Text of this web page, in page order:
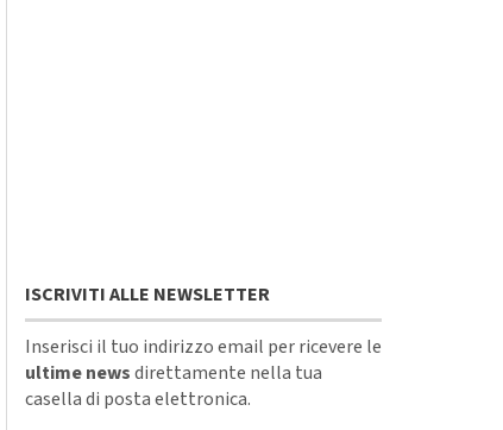
ISCRIVITI ALLE NEWSLETTER
Inserisci il tuo indirizzo email per ricevere le
ultime newsdirettamente nella tua
casella di posta elettronica.